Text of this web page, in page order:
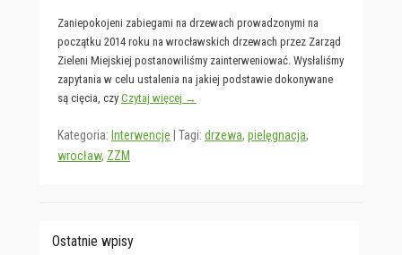
Zaniepokojeni zabiegami na drzewach prowadzonymi na
początku 2014 roku na wrocławskich drzewach przez Zarząd
Zieleni Miejskiej postanowiliśmy zainterweniować. Wysłaliśmy
zapytania w celu ustalenia na jakiej podstawie dokonywane
są cięcia, czy Czytaj więcej →
Kategoria: Interwencje Tagi: drzewa, pielęgnacja,
wrocław, ZZM
Ostatnie wpisy